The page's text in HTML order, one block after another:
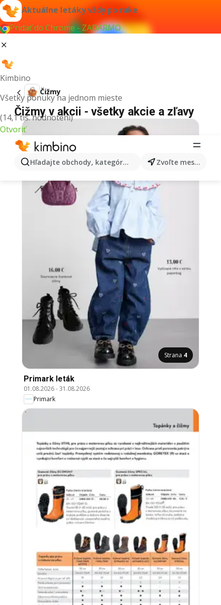
Aktuálne letáky vždy po ruke
Pridať do Chrome - ZADARMO
Kimbino
Všetky ponuky na jednom mieste
(14,1 tis. hodnotení)
Otvoriť
Hľadajte obchody, kategórie, produkty... Zvoľte mesto
Čižmy
Čižmy v akcii - všetky akcie a zľavy
Strana 4
Primark leták
01.08.2026-31.08.2026
Primark